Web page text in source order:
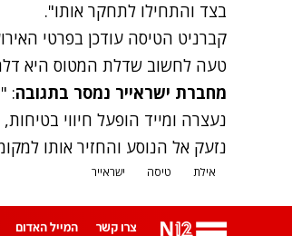
בצד והתחילו לתחקר אותו".
קברניט הטיסה עודכן בפרטי
טעה לחשוב שדלת המטוס היא
מחברת ישראייר נמסר בתגובה:
נעצרה ומייד הופעל חיווי
נזעק אל הנוסע והחזיר אותו
אילת טיסה ישראייר
צרו קשר המייל האדום